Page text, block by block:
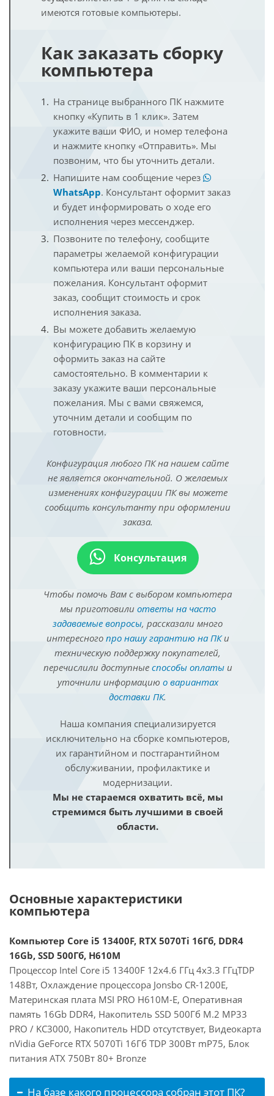
имеются готовые компьютеры.
Как заказать сборку
компьютера
На странице выбранного ПК нажмите
кнопку «Купить в 1 клик». Затем
укажите ваши ФИО, и номер телефона
и нажмите кнопку «Отправить». Мы
позвоним, что бы уточнить детали.
Напишите нам сообщение через
WhatsApp. Консультант оформит заказ
и будет информировать о ходе его
исполнения через мессенджер.
Позвоните по телефону, сообщите
параметры желаемой конфигурации
компьютера или ваши персональные
пожелания. Консультант оформит
заказ, сообщит стоимость и срок
исполнения заказа.
Вы можете добавить желаемую
конфигурацию ПК в корзину и
оформить заказ на сайте
самостоятельно. В комментарии к
заказу укажите ваши персональные
пожелания. Мы с вами свяжемся,
уточним детали и сообщим по
готовности.
Конфигурация любого ПК на нашем сайте
не является окончательной. О желаемых
изменениях конфигурации ПК вы можете
сообщить консультанту при оформлении
заказа.
Консультация
Чтобы помочь Вам с выбором компьютера
мы приготовили ответы на часто
задаваемые вопросы, рассказали много
интересного про нашу гарантию на ПКи
техническую поддержку покупателей,
перечислили доступные способы оплатыи
уточнили информацию о вариантах
доставки ПК.
Наша компания специализируется
исключительно на сборке компьютеров,
их гарантийном и постгарантийном
обслуживании, профилактике и
модернизации.
Мы не стараемся охватить всё, мы
стремимся быть лучшими в своей
области.
Основные характеристики
компьютера
Компьютер Core i5 13400F, RTX 5070Ti 16Гб, DDR4
16Gb, SSD 500Гб, H610M
Процессор Intel Core i5 13400F 12x4.6 ГГц 4x3.3 ГГцTDP
148Вт, Охлаждение процессора Jonsbo CR-1200E,
Материнская плата MSI PRO H610M-E, Оперативная
память 16Gb DDR4, Накопитель SSD 500Гб M.2 MP33
PRO / KC3000, Накопитель HDD отсутствует, Видеокарта
nVidia GeForce RTX 5070Ti 16Гб TDP 300Вт mP75, Блок
питания ATX 750Вт 80+ Bronze
На базе какого процессора собран этот ПК?